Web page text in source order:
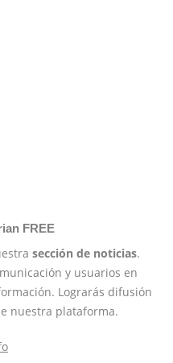
FREE
sección de noticias.
y usuarios en
Lograrás difusión
nuestra plataforma.